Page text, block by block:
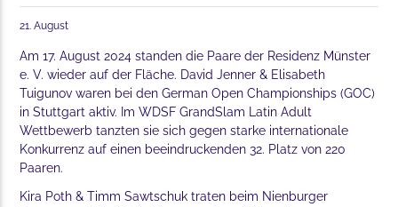
21. August
Am 17. August 2024 standen die Paare der Residenz Münster
e. V. wieder auf der Fläche. David Jenner & Elisabeth
Tuigunov waren bei den German Open Championships (GOC)
in Stuttgart aktiv. Im WDSF GrandSlam Latin Adult
Wettbewerb tanzten sie sich gegen starke internationale
Konkurrenz auf einen beeindruckenden 32. Platz von 220
Paaren.
Kira Poth & Timm Sawtschuk traten beim Nienburger